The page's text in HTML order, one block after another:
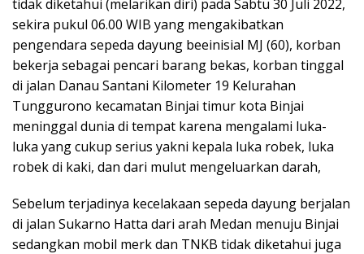
tidak diketahui (melarikan diri) pada Sabtu 30 Juli 2022,
sekira pukul 06.00 WIB yang mengakibatkan
pengendara sepeda dayung beeinisial MJ (60), korban
bekerja sebagai pencari barang bekas, korban tinggal
di jalan Danau Santani Kilometer 19 Kelurahan
Tunggurono kecamatan Binjai timur kota Binjai
meninggal dunia di tempat karena mengalami luka-
luka yang cukup serius yakni kepala luka robek, luka
robek di kaki, dan dari mulut mengeluarkan darah,
Sebelum terjadinya kecelakaan sepeda dayung berjalan
di jalan Sukarno Hatta dari arah Medan menuju Binjai
sedangkan mobil merk dan TNKB tidak diketahui juga